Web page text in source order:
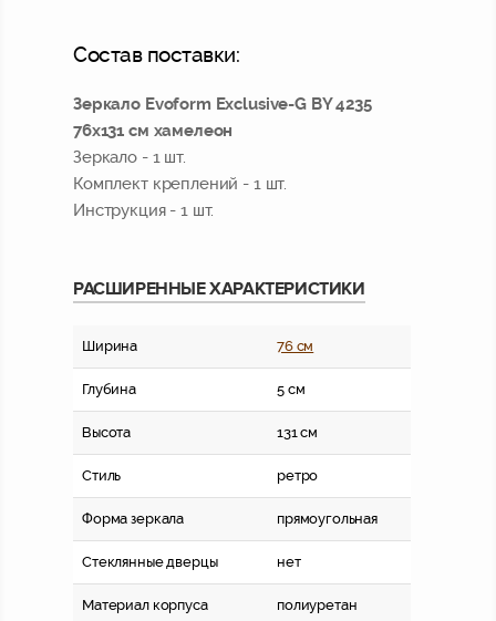
Состав поставки:
Зеркало Evoform Exclusive-G BY 4235
76x131 см хамелеон
Зеркало - 1 шт.
Комплект креплений - 1 шт.
Инструкция - 1 шт.
РАСШИРЕННЫЕ ХАРАКТЕРИСТИКИ
Ширина 76 см
Глубина 5 см
Высота 131 см
Стиль ретро
Форма зеркала прямоугольная
Стеклянные дверцы нет
Материал корпуса полиуретан